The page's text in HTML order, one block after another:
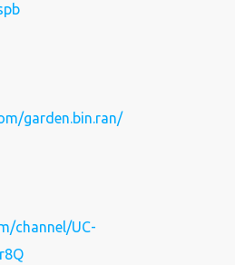
garden.bin.ran/
channel/UC-